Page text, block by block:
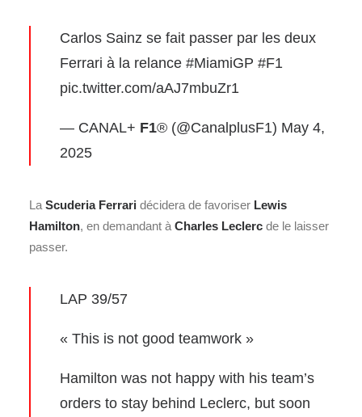
Carlos Sainz se fait passer par les deux
Ferrari à la relance #MiamiGP #F1
pic.twitter.com/aAJ7mbuZr1
— CANAL+ F1® (@CanalplusF1) May 4,
2025
La Scuderia Ferrari décidera de favoriser Lewis
Hamilton, en demandant à Charles Leclerc de le laisser
passer.
LAP 39/57
« This is not good teamwork »
Hamilton was not happy with his team’s
orders to stay behind Leclerc, but soon